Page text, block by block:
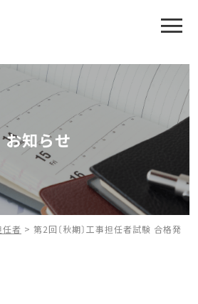
お知らせ
任者 > 第2回〔秋期〕工事担任者試験 合格発